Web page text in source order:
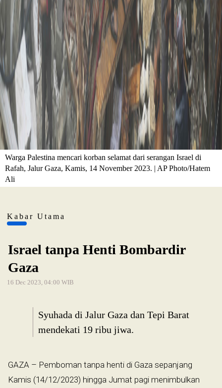
Warga Palestina mencari korban selamat dari serangan Israel di
Rafah, Jalur Gaza, Kamis, 14 November 2023. | AP Photo/Hatem
Ali
Kabar Utama
Israel tanpa Henti Bombardir
Gaza
16 Dec 2023, 04:00 WIB
Syuhada di Jalur Gaza dan Tepi Barat
mendekati 19 ribu jiwa.
GAZA – Pemboman tanpa henti di Gaza sepanjang
Kamis (14/12/2023) hingga Jumat pagi menimbulkan